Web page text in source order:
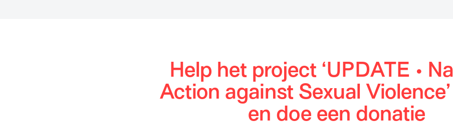
Help het project ‘UPDATE •
Action against Sexual
en doe een donatie